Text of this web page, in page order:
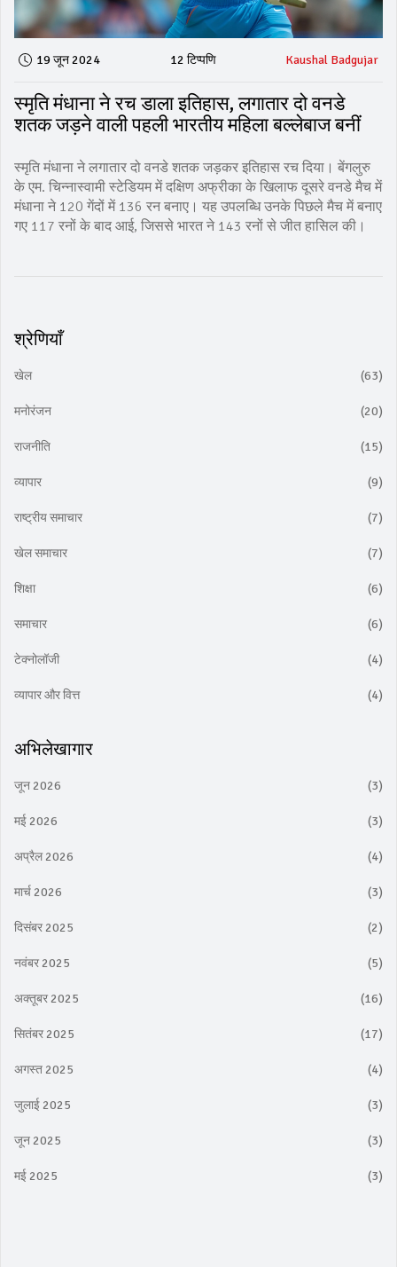
19 जून 2024 12 टिप्पणि Kaushal Badgujar
स्मृति मंधाना ने रच डाला इतिहास, लगातार दो वनडे
शतक जड़ने वाली पहली भारतीय महिला बल्लेबाज बनीं
स्मृति मंधाना ने लगातार दो वनडे शतक जड़कर इतिहास रच दिया। बेंगलुरु
के एम. चिन्नास्वामी स्टेडियम में दक्षिण अफ्रीका के खिलाफ दूसरे वनडे मैच में
मंधाना ने 120 गेंदों में 136 रन बनाए। यह उपलब्धि उनके पिछले मैच में बनाए
गए 117 रनों के बाद आई, जिससे भारत ने 143 रनों से जीत हासिल की।
श्रेणियाँ
खेल (63)
मनोरंजन (20)
राजनीति (15)
व्यापार (9)
राष्ट्रीय समाचार (7)
खेल समाचार (7)
शिक्षा (6)
समाचार (6)
टेक्नोलॉजी (4)
व्यापार और वित्त (4)
अभिलेखागार
जून 2026 (3)
मई 2026 (3)
अप्रैल 2026 (4)
मार्च 2026 (3)
दिसंबर 2025 (2)
नवंबर 2025 (5)
अक्तूबर 2025 (16)
सितंबर 2025 (17)
अगस्त 2025 (4)
जुलाई 2025 (3)
जून 2025 (3)
मई 2025 (3)